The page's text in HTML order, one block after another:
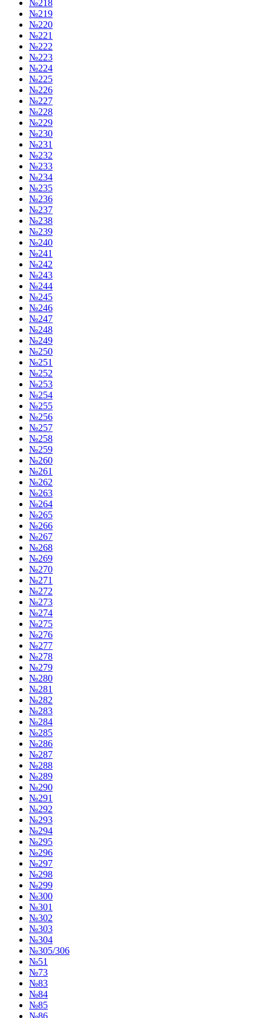
№218
№219
№220
№221
№222
№223
№224
№225
№226
№227
№228
№229
№230
№231
№232
№233
№234
№235
№236
№237
№238
№239
№240
№241
№242
№243
№244
№245
№246
№247
№248
№249
№250
№251
№252
№253
№254
№255
№256
№257
№258
№259
№260
№261
№262
№263
№264
№265
№266
№267
№268
№269
№270
№271
№272
№273
№274
№275
№276
№277
№278
№279
№280
№281
№282
№283
№284
№285
№286
№287
№288
№289
№290
№291
№292
№293
№294
№295
№296
№297
№298
№299
№300
№301
№302
№303
№304
№305/306
№51
№73
№83
№84
№85
№86